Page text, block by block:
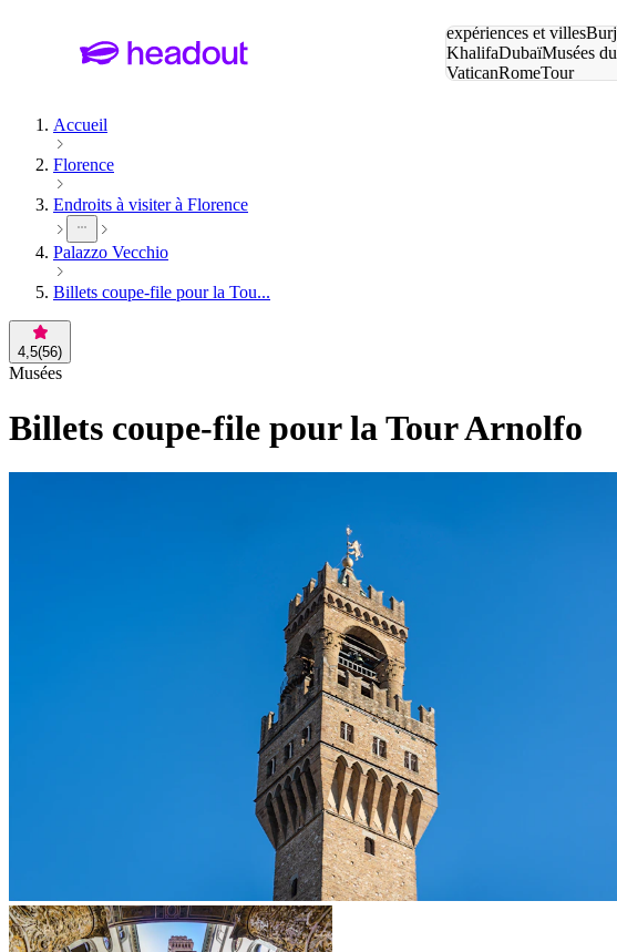
expériences et villesBurj
KhalifaDubaïMusées du
VaticanRomeTour
Accueil
Florence
Endroits à visiter à Florence
Palazzo Vecchio
Billets coupe-file pour la Tou...
4,5(56)
Musées
Billets coupe-file pour la Tour Arnolfo